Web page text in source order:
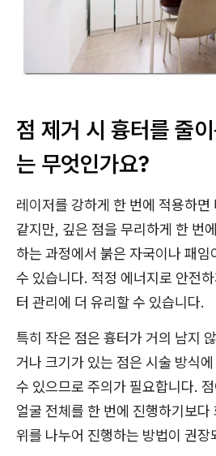
점 제거 시 흉터를 줄
는 무엇인가요?
레이저를 강하게 한 번에 적용하면
같지만, 깊은 점을 무리하게 한 번
하는 과정에서 붉은 자국이나 패임
수 있습니다. 적정 에너지로 안전
터 관리에 더 유리할 수 있습니다.
특히 작은 점은 흉터가 거의 남지
거나 크기가 있는 점은 시술 방식
수 있으므로 주의가 필요합니다.
얼굴 전체를 한 번에 진행하기보다
위를 나누어 진행하는 방법이 권장